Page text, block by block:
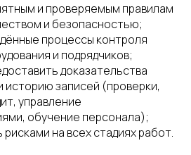
и проверяемым правилам
и безопасностью;
процессы контроля
и подрядчиков;
доказательства
историю записей (проверки,
управление
обучение персонала);
на всех стадиях работ.